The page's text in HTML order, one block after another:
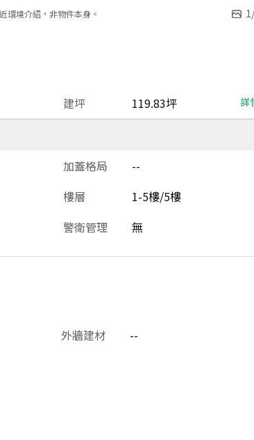
環境介紹，非物件本身。 1/
建坪 119.83坪 詳
加蓋格局 --
樓層 1-5樓/5樓
警衛管理 無
外牆建材 --